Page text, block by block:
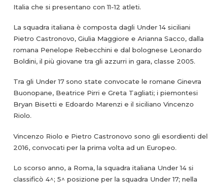
Italia che si presentano con 11-12 atleti.
La squadra italiana è composta dagli Under 14 siciliani
Pietro Castronovo, Giulia Maggiore e Arianna Sacco, dalla
romana Penelope Rebecchini e dal bolognese Leonardo
Boldini, il più giovane tra gli azzurri in gara, classe 2005.
Tra gli Under 17 sono state convocate le romane Ginevra
Buonopane, Beatrice Pirri e Greta Tagliati; i piemontesi
Bryan Bisetti e Edoardo Marenzi e il siciliano Vincenzo
Riolo.
Vincenzo Riolo e Pietro Castronovo sono gli esordienti del
2016, convocati per la prima volta ad un Europeo.
Lo scorso anno, a Roma, la squadra italiana Under 14 si
classificò 4^; 5^ posizione per la squadra Under 17; nella